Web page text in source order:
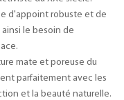
d'appoint robuste et de
le besoin de
mate et poreuse du
parfaitement avec les
et la beauté naturelle.